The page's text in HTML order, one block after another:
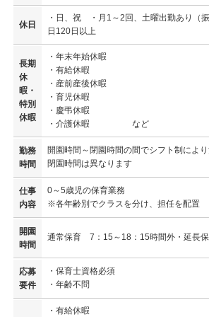
休日
・日、祝 ・月1～2回、土曜出勤あり（
日120日以上
長期
休
暇・
特別
休暇
・年末年始休暇
・有給休暇
・産前産後休暇
・育児休暇
・慶弔休暇
・介護休暇 など
勤務
時間
開園時間～閉園時間の間でシフト制によ
閉園時間は異なります
仕事
内容
0～5歳児の保育業務
※各年齢別でクラスを分け、担任を配置
開園
時間
通常保育 7：15～18：15時間外・延長
応募
要件
・保育士資格必須
・年齢不問
・有給休暇